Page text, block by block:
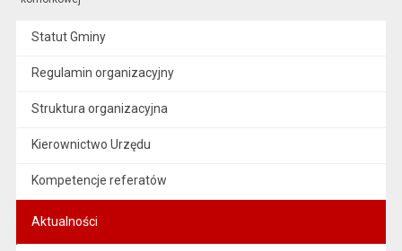
Statut Gminy
Regulamin organizacyjny
Struktura organizacyjna
Kierownictwo Urzędu
Kompetencje referatów
Aktualności